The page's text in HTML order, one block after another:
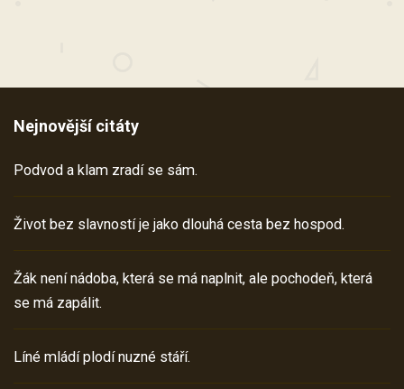
Nejnovější citáty
Podvod a klam zradí se sám.
Život bez slavností je jako dlouhá cesta bez hospod.
Žák není nádoba, která se má naplnit, ale pochodeň, která
se má zapálit.
Líné mládí plodí nuzné stáří.